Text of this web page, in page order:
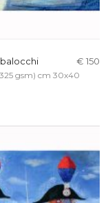
€ 150
gsm) cm 30x40